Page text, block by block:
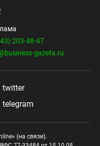
203-48-47
gazeta.ru
twitter
telegram
(на связи).